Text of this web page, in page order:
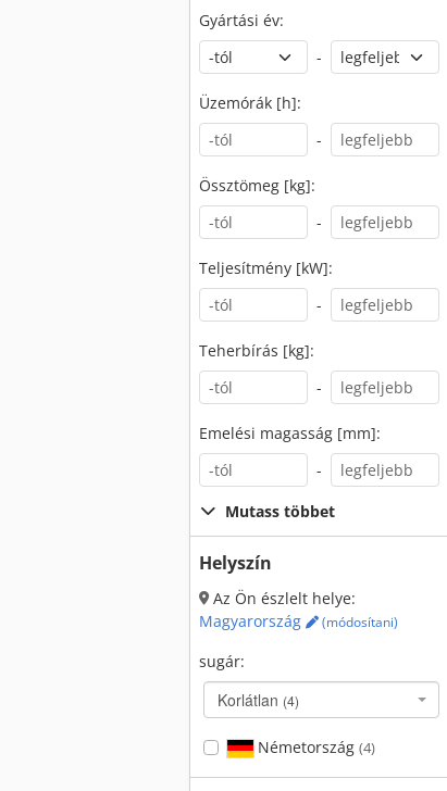
Gyártási év:
-
Üzemórák [h]:
-
Össztömeg [kg]:
-
Teljesítmény [kW]:
-
Teherbírás [kg]:
-
Emelési magasság [mm]:
-
Mutass többet
Helyszín
Az Ön észlelt helye:
Magyarország
(módosítani)
sugár:
Korlátlan (4)
Németország (4)